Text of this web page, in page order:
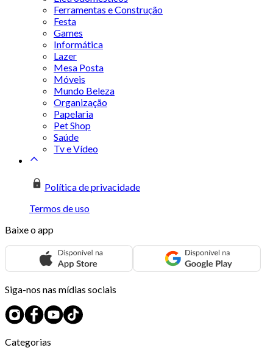
Ferramentas e Construção
Festa
Games
Informática
Lazer
Mesa Posta
Móveis
Mundo Beleza
Organização
Papelaria
Pet Shop
Saúde
Tv e Vídeo
Política de privacidade
Termos de uso
Baixe o app
Siga-nos nas mídias sociais
Categorias